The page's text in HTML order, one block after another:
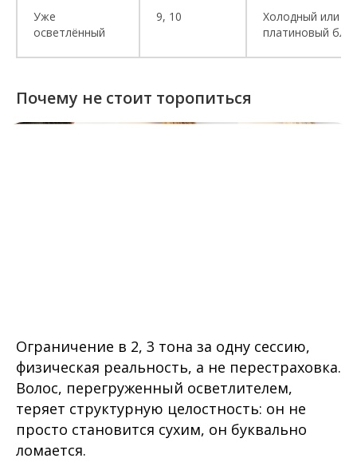
Уже
осветлённый
9, 10
Холодный или
платиновый
Почему не стоит торопиться
Ограничение в 2, 3 тона за одну сессию,
физическая реальность, а не перестраховка.
Волос, перегруженный осветлителем,
теряет структурную целостность: он не
просто становится сухим, он буквально
ломается.